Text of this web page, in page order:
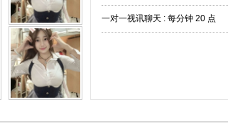
一对一视讯聊天 : 每分钟 20 点